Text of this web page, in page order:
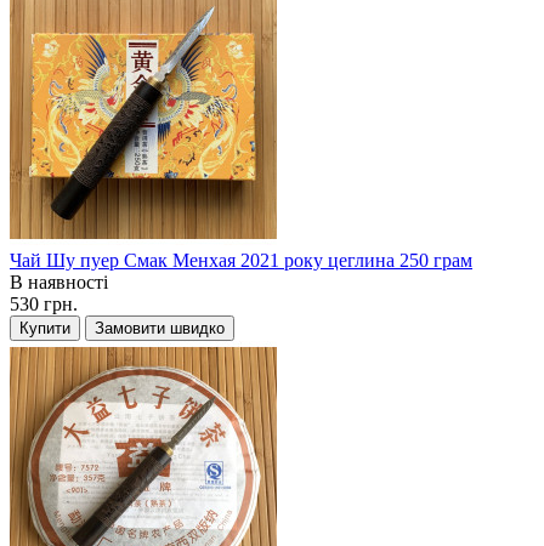
Чай Шу пуер Смак Менхая 2021 року цеглина 250 грам
В наявності
530 грн.
Купити Замовити швидко